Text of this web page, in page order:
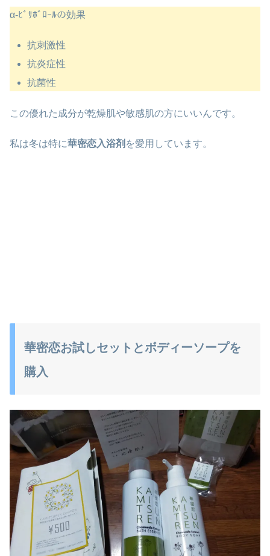
α-ﾋﾞｻﾎﾞﾛｰﾙの効果
抗刺激性
抗炎症性
抗菌性
この優れた成分が乾燥肌や敏感肌の方にいいんです。
私は冬は特に華密恋入浴剤 を愛用しています。
華密恋お試しセットとボディーソープを
購入